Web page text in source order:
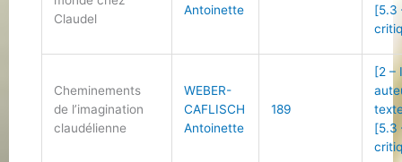
Claudel
Antoinette
[5.3
Cheminements
de l’imagination
claudélienne
WEBER-
CAFLISCH
Antoinette
189
[2 –
[5.3